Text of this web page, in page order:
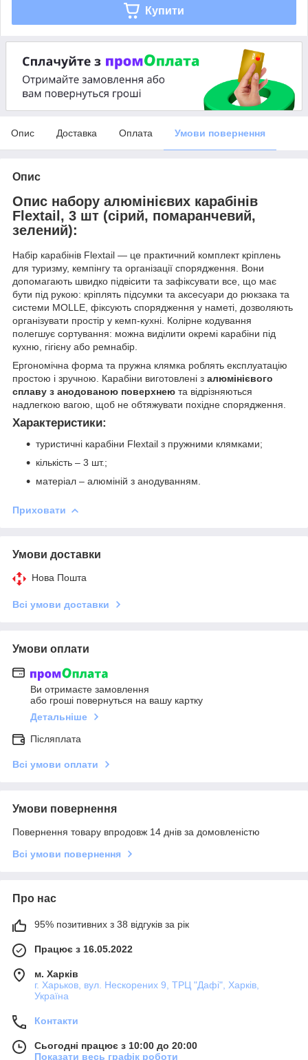
Купити
Опис Доставка Оплата Умови повернення
Опис
Опис набору алюмінієвих карабінів
Flextail, 3 шт (сірий, помаранчевий,
зелений):
Набір карабінів Flextail — це практичний комплект кріплень
для туризму, кемпінгу та організації спорядження. Вони
допомагають швидко підвісити та зафіксувати все, що має
бути під рукою: кріплять підсумки та аксесуари до рюкзака та
системи MOLLE, фіксують спорядження у наметі, дозволяють
організувати простір у кемп-кухні. Колірне кодування
полегшує сортування: можна виділити окремі карабіни під
кухню, гігієну або ремнабір.
Ергономічна форма та пружна клямка роблять експлуатацію
простою і зручною. Карабіни виготовлені з алюмінієвого
сплаву з анодованою поверхнею та відрізняються
надлегкою вагою, щоб не обтяжувати похідне спорядження.
Характеристики:
туристичні карабіни Flextail з пружними клямками;
кількість – 3 шт.;
матеріал – алюміній з анодуванням.
Приховати
Умови доставки
Нова Пошта
Всі умови доставки
Умови оплати
Ви отримаєте замовлення
або гроші повернуться на вашу картку
Детальніше
Післяплата
Всі умови оплати
Умови повернення
Повернення товару впродовж 14 днів за домовленістю
Всі умови повернення
Про нас
95% позитивних з 38 відгуків за рік
Працює з 16.05.2022
м. Харків
г. Харьков, вул. Нескорених 9, ТРЦ "Дафі", Харків,
Україна
Контакти
Сьогодні працює з 10:00 до 20:00
Показати весь графік роботи